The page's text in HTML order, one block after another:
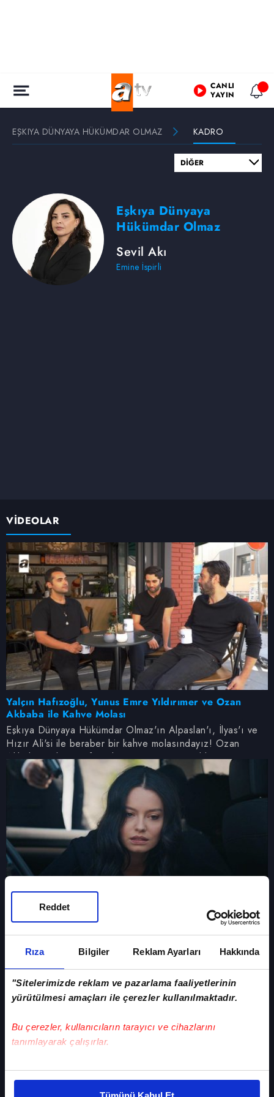
Rıza Bilgiler Reklam Ayarları Hakkında
"Sitelerimizde reklam ve pazarlama faaliyetlerinin
yürütülmesi amaçları ile çerezler kullanılmaktadır.
Bu çerezler, kullanıcıların tarayıcı ve cihazlarını
tanımlayarak çalışırlar.
Bu çerezlere izin vermeniz halinde sizlere özel
Reddet
CANLI
YAYIN
EŞKIYA DÜNYAYA HÜKÜMDAR OLMAZ KADRO
Eşkıya Dünyaya
Hükümdar Olmaz
Sevil Akı
Emine İspirli
VİDEOLAR
Yalçın Hafızoğlu, Yunus Emre Yıldırımer ve Ozan
Akbaba ile Kahve Molası
Eşkıya Dünyaya Hükümdar Olmaz'ın Alpaslan'ı, İlyas'ı ve
Hızır Ali'si ile beraber bir kahve molasındayız! Ozan
Akbaba, Yalçın Hafızoğlu ve Yunus Emre Yıldırımer
üçlüsünden YouTube kanalımıza özel keyifli sohbet şimdi
yayında...
Didem'in ölümü! Düğünün ardından büyük suikast
Çakırbeyliler dertli! İlyas hapishanede yıldızları